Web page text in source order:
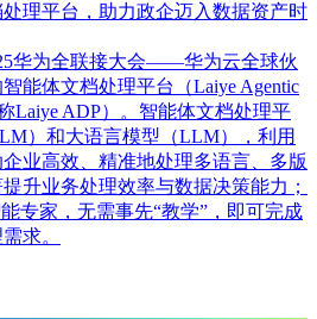
理平台，助力政企迈入数据资产时
华为全联接大会——华为云全球伙
能体文档处理平台（Laiye Agentic
Laiye ADP）。智能体文档处理平
）和大语言模型（LLM），利用
业高效、精准地处理多语言、多版
升业务处理效率与数据决策能力；
专家，无需事先“教学”，即可完成
求。